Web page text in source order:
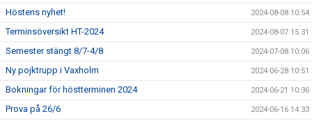
Höstens nyhet! 2024-08-08 10:54
Terminsöversikt HT-2024 2024-08-07 15:31
Semester stängt 8/7-4/8 2024-07-08 10:06
Ny pojktrupp i Vaxholm 2024-06-28 10:51
Bokningar för höstterminen 2024 2024-06-21 10:36
Prova på 26/6 2024-06-16 14:33